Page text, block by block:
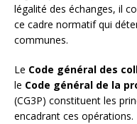
légalité des échanges, il
ce cadre normatif qui
communes.
Le Code général des
le Code général de la
(CG3P) constituent les
encadrant ces opérations.